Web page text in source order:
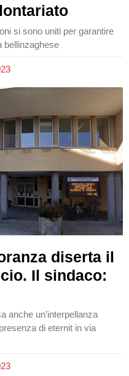
si sono uniti per garantire
bellinzaghese
diserta il
Il sindaco:
anche un’interpellanza
di eternit in via